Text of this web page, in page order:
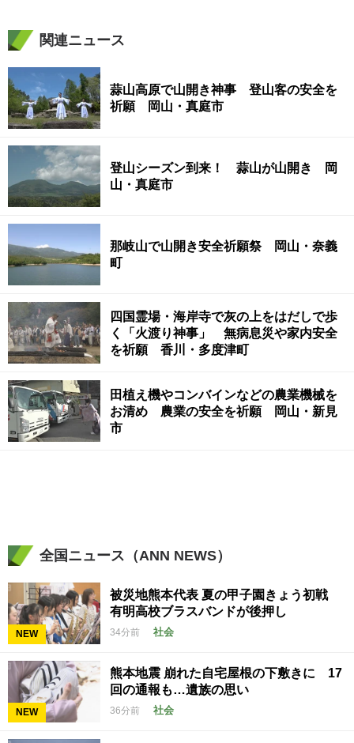
関連ニュース
蒜山高原で山開き神事 登山客の安全を
祈願 岡山・真庭市
登山シーズン到来！ 蒜山が山開き 岡
山・真庭市
那岐山で山開き安全祈願祭 岡山・奈義
町
四国霊場・海岸寺で灰の上をはだしで歩
く「火渡り神事」 無病息災や家内安全
を祈願 香川・多度津町
田植え機やコンバインなどの農業機械を
お清め 農業の安全を祈願 岡山・新見
市
全国ニュース（ANN NEWS）
NEW
被災地熊本代表 夏の甲子園きょう初戦
有明高校ブラスバンドが後押し
34分前 社会
NEW
熊本地震 崩れた自宅屋根の下敷きに 17
回の通報も…遺族の思い
36分前 社会